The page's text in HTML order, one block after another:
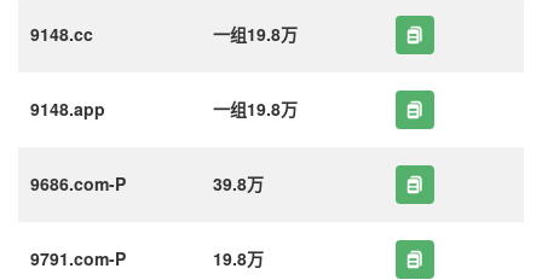
9148.cc 一组19.8万
9148.app 一组19.8万
9686.com-P 39.8万
9791.com-P 19.8万